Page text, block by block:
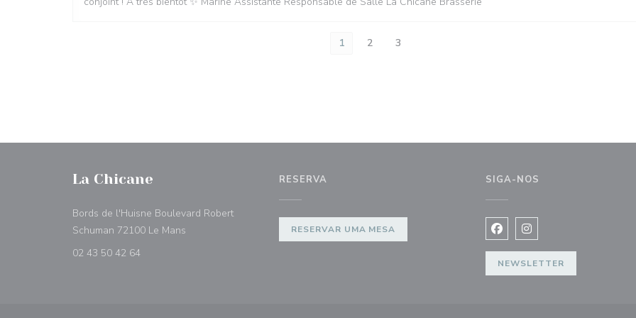
1 2 3
La Chicane
Bords de l'Huisne Boulevard Robert
Schuman 72100 Le Mans ((abre numa nova janela))
02 43 50 42 64
RESERVA
RESERVAR UMA MESA
SIGA-NOS
Facebook ((abre numa nova
Instagram ((abre numa
NEWSLETTER